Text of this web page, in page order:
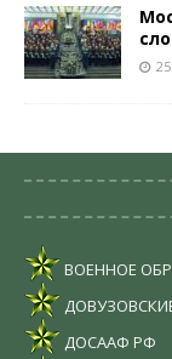
ВОЕННОЕ
ДОСААФ РФ